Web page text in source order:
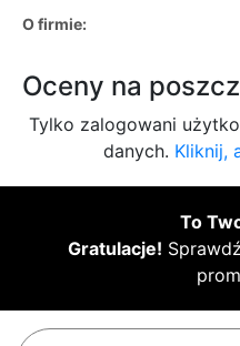
O firmie:
Oceny na
Tylko zalogowani
danych. Kliknij,
To
Gratulacje!